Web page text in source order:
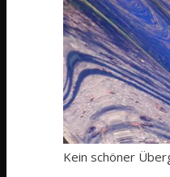
Kein schöner